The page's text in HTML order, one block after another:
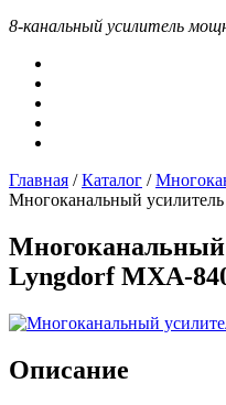
8-канальный усилитель
Главная /Каталог /
Многоканальный
Lyngdorf MXA-
Описание